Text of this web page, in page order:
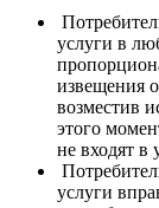
услуги в
извещения
возместив
этого
не входят в
услуги